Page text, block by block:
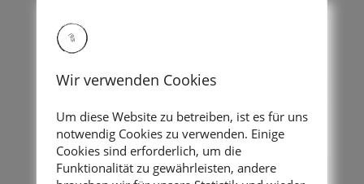
Art...
Wir verwenden Cookies
Um diese Website zu betreiben, ist es für uns
notwendig Cookies zu verwenden. Einige
Cookies sind erforderlich, um die
Funktionalität zu gewährleisten, andere